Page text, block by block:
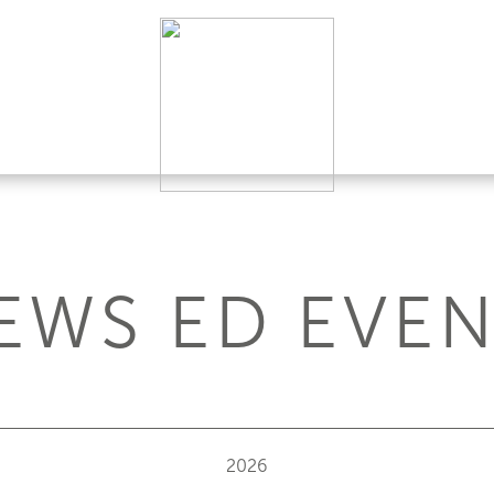
ED
2026